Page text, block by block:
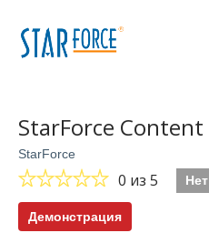
StarForce
StarForce
0 из 5
Демонстрация